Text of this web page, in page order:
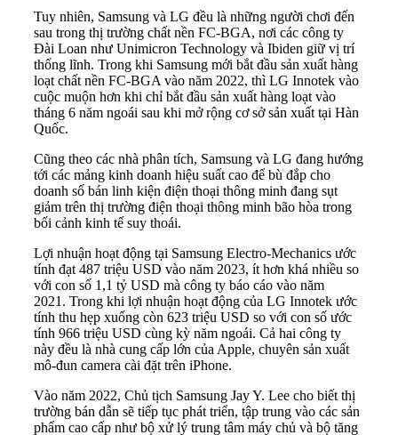
Tuy nhiên, Samsung và LG đều là những người chơi đến
sau trong thị trường chất nền FC-BGA, nơi các công ty
Đài Loan như Unimicron Technology và Ibiden giữ vị trí
thống lĩnh. Trong khi Samsung mới bắt đầu sản xuất hàng
loạt chất nền FC-BGA vào năm 2022, thì LG Innotek vào
cuộc muộn hơn khi chỉ bắt đầu sản xuất hàng loạt vào
tháng 6 năm ngoái sau khi mở rộng cơ sở sản xuất tại Hàn
Quốc.
Cũng theo các nhà phân tích, Samsung và LG đang hướng
tới các mảng kinh doanh hiệu suất cao để bù đắp cho
doanh số bán linh kiện điện thoại thông minh đang sụt
giảm trên thị trường điện thoại thông minh bão hòa trong
bối cảnh kinh tế suy thoái.
Lợi nhuận hoạt động tại Samsung Electro-Mechanics ước
tính đạt 487 triệu USD vào năm 2023, ít hơn khá nhiều so
với con số 1,1 tỷ USD mà công ty báo cáo vào năm
2021. Trong khi lợi nhuận hoạt động của LG Innotek ước
tính thu hẹp xuống còn 623 triệu USD so với con số ước
tính 966 triệu USD cùng kỳ năm ngoái. Cả hai công ty
này đều là nhà cung cấp lớn của Apple, chuyên sản xuất
mô-đun camera cài đặt trên iPhone.
Vào năm 2022, Chủ tịch Samsung Jay Y. Lee cho biết thị
trường bán dẫn sẽ tiếp tục phát triển, tập trung vào các sản
phẩm cao cấp như bộ xử lý trung tâm máy chủ và bộ tăng